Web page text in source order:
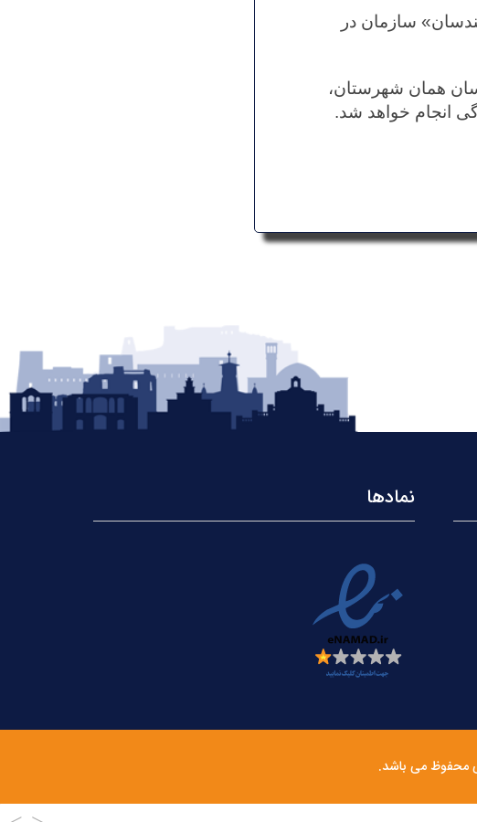
سازمان در
همان شهرستان،
انجام خواهد شد.
نمادها
محفوظ می باشد.